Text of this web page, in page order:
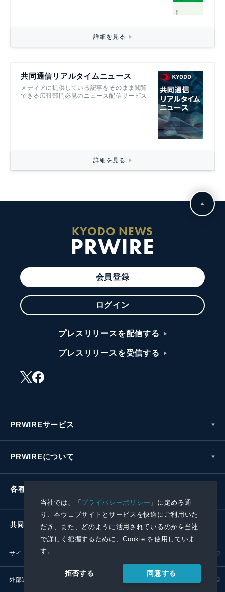
当社では、「プライバシーポリシー 」に定める通
り、本ウェブサイトとサービスを快適にご利用いた
だき、また、どのように活用されているのかを当社
で詳しく把握するために、Cookie を使用していま
す。
拒否する 同意する
詳細を見る
共同通信リアルタイムニュース
メディアに提供している記事をそのまま閲覧
できる広報部門必見のニュース配信サービス
詳細を見る
KYODO NEWS
PRWIRE
会員登録
ログイン
プレスリリースを配信する
プレスリリースを受信する
PRWIREサービス
PRWIREについて
各種お問い合わせ
共同通信社グループ
サイトポリシー
外部送信ポリシー